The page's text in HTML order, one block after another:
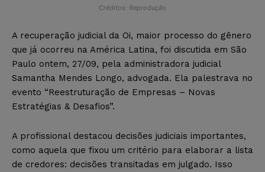
Créditos: Reprodução
A recuperação judicial da Oi, maior processo do gênero
que já ocorreu na América Latina, foi discutida em São
Paulo ontem, 27/09, pela administradora judicial
Samantha Mendes Longo, advogada. Ela palestrava no
evento “Reestruturação de Empresas – Novas
Estratégias & Desafios”.
A profissional destacou decisões judiciais importantes,
como aquela que fixou um critério para elaborar a lista
de credores: decisões transitadas em julgado. Isso